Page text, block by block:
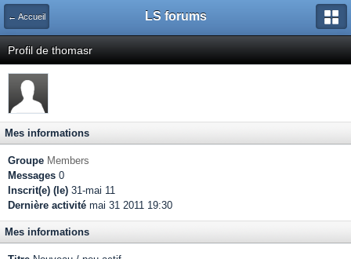
← Accueil LS forums
Profil de thomasr
Mes informations
Groupe Members
Messages 0
Inscrit(e) (le) 31-mai 11
Dernière activité mai 31 2011 19:30
Mes informations